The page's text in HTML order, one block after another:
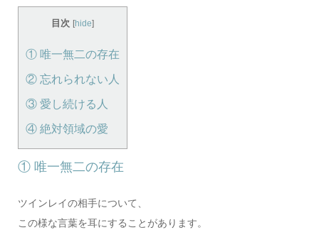
目次 [hide]
① 唯一無二の存在
② 忘れられない人
③ 愛し続ける人
④ 絶対領域の愛
① 唯一無二の存在
ツインレイの相手について、
この様な言葉を耳にすることがあります。